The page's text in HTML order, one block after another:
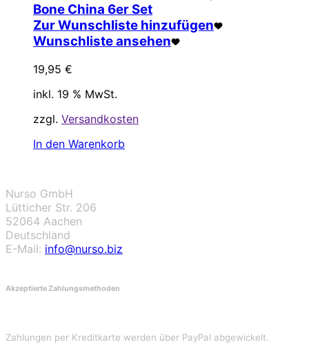
Bone China 6er Set
Zur Wunschliste hinzufügen
Wunschliste ansehen
19,95 €
inkl. 19 % MwSt.
zzgl. Versandkosten
In den Warenkorb
Nurso GmbH
Lütticher Str. 206
52064 Aachen
Deutschland
E-Mail: info@nurso.biz
Akzeptierte Zahlungsmethoden
Zahlungen per Kreditkarte werden über PayPal abgewickelt.